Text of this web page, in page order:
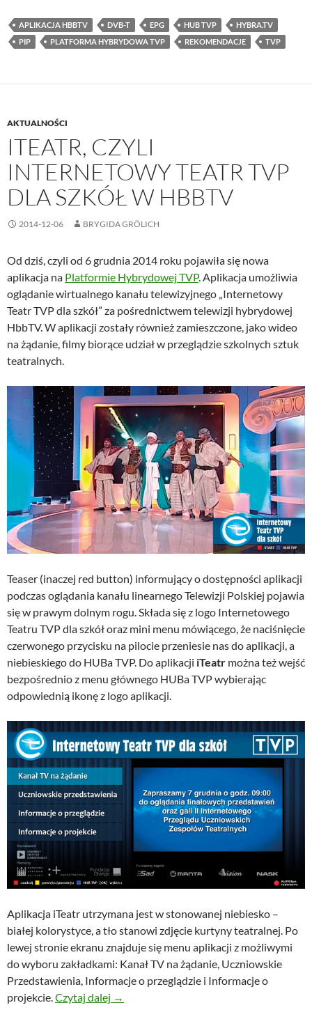
APLIKACJA HBBTV DVB-T EPG HUB TVP
HYBRA.TV
PIP
PLATFORMA HYBRYDOWA TVP REKOMENDACJE TVP
AKTUALNOŚCI
ITEATR, CZYLI
INTERNETOWY TEATR TVP
DLA SZKÓŁ W HBBTV
2014-12-06 BRYGIDA GRÖLICH
Od dziś, czyli od 6 grudnia 2014 roku pojawiła się nowa
aplikacja na Platformie Hybrydowej TVP. Aplikacja umożliwia
oglądanie wirtualnego kanału telewizyjnego „Internetowy
Teatr TVP dla szkół” za pośrednictwem telewizji hybrydowej
HbbTV. W aplikacji zostały również zamieszczone, jako wideo
na żądanie, filmy biorące udział w przeglądzie szkolnych sztuk
teatralnych.
Teaser (inaczej red button) informujący o dostępności aplikacji
podczas oglądania kanału linearnego Telewizji Polskiej pojawia
się w prawym dolnym rogu. Składa się z logo Internetowego
Teatru TVP dla szkół oraz mini menu mówiącego, że naciśnięcie
czerwonego przycisku na pilocie przeniesie nas do aplikacji, a
niebieskiego do HUBa TVP. Do aplikacji iTeatr można też wejść
bezpośrednio z menu głównego HUBa TVP wybierając
odpowiednią ikonę z logo aplikacji.
Aplikacja iTeatr utrzymana jest w stonowanej niebiesko –
białej kolorystyce, a tło stanowi zdjęcie kurtyny teatralnej. Po
lewej stronie ekranu znajduje się menu aplikacji z możliwymi
do wyboru zakładkami: Kanał TV na żądanie, Uczniowskie
Przedstawienia, Informacje o przeglądzie i Informacje o
projekcie. Czytaj dalej iTeatr, czyli Internetowy Teatr TVP dla
→